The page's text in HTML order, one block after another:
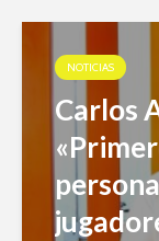
NOTICIAS
Carlos